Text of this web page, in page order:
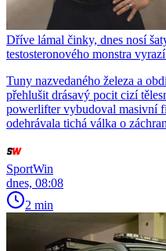
Dříve lámal činky, dnes nosí
testosteronového monstra
Tuny nazvedaného železa a
přehlušit drásavý pocit cizí
powerlifter vybudoval masivní
odehrávala tichá válka o
SportWin
dnes, 08:08
2 min